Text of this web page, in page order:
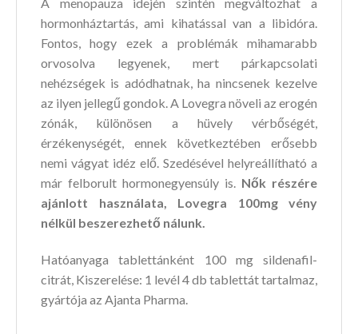
hormonháztartás, ami kihatással van a libidóra.
Fontos, hogy ezek a problémák mihamarabb
orvosolva legyenek, mert párkapcsolati
nehézségek is adódhatnak, ha nincsenek kezelve
az ilyen jellegű gondok. A Lovegra növeli az erogén
zónák, különösen a hüvely vérbőségét,
érzékenységét, ennek következtében erősebb
nemi vágyat idéz elő. Szedésével helyreállítható a
már felborult hormonegyensúly is. Nők részére
ajánlott használata, Lovegra 100mg vény
nélkül beszerezhető nálunk.
Hatóanyaga tablettánként 100 mg sildenafil-
citrát, Kiszerelése: 1 levél 4 db tablettát tartalmaz,
gyártója az Ajanta Pharma.